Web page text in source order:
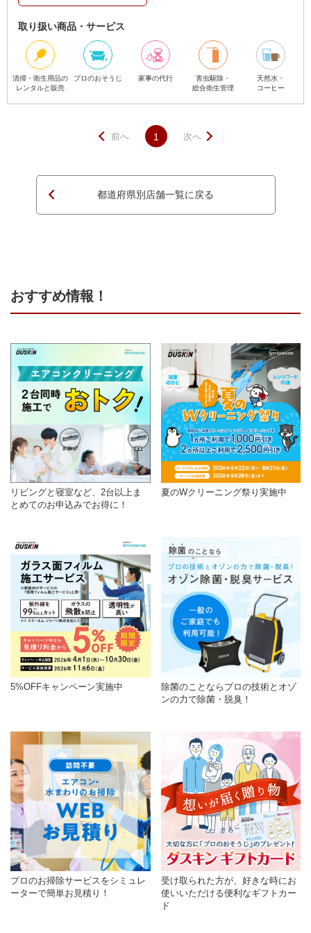
取り扱い商品・サービス
清掃・衛生用品の
レンタルと販売
プロのおそうじ 家事の代行
害虫駆除・
総合衛生管理
天然水・
コーヒー
前へ 1 次へ
都道府県別店舗一覧に戻る
おすすめ情報！
リビングと寝室など、2台以上ま
とめてのお申込みでお得に！
夏のWクリーニング祭り実施中
5%OFFキャンペーン実施中
除菌のことならプロの技術とオゾ
ンの力で除菌・脱臭！
プロのお掃除サービスをシミュレ
ーターで簡単お見積り！
受け取られた方が、好きな時にお
使いいただける便利なギフトカー
ド